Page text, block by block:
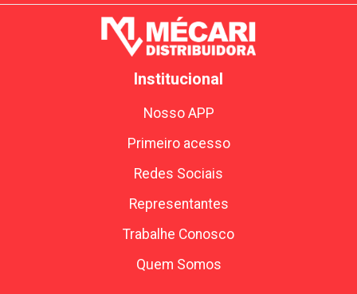
Institucional
Nosso APP
Primeiro acesso
Redes Sociais
Representantes
Trabalhe Conosco
Quem Somos